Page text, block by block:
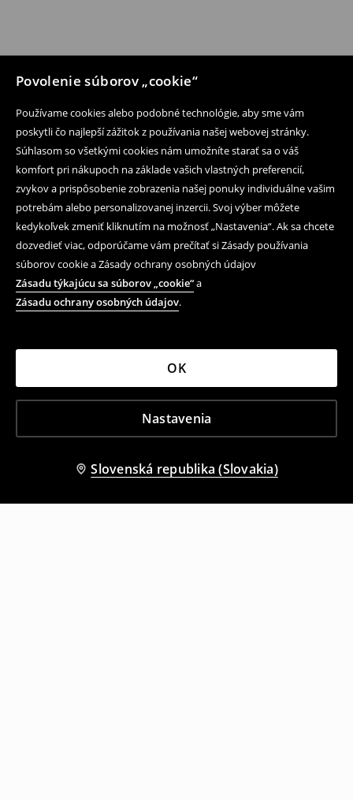
Povolenie súborov „cookie“
Používame cookies alebo podobné technológie, aby sme vám
poskytli čo najlepší zážitok z používania našej webovej stránky.
Súhlasom so všetkými cookies nám umožníte starať sa o váš
komfort pri nákupoch na základe vašich vlastných preferencií,
zvykov a prispôsobenie zobrazenia našej ponuky individuálne vašim
potrebám alebo personalizovanej inzercii. Svoj výber môžete
kedykoľvek zmeniť kliknutím na možnosť „Nastavenia“. Ak sa chcete
dozvedieť viac, odporúčame vám prečítať si Zásady používania
súborov cookie a Zásady ochrany osobných údajov
Zásadu týkajúcu sa súborov „cookie“a
Zásadu ochrany osobných údajov.
Nastavenia
OK
Slovenská republika (Slovakia)